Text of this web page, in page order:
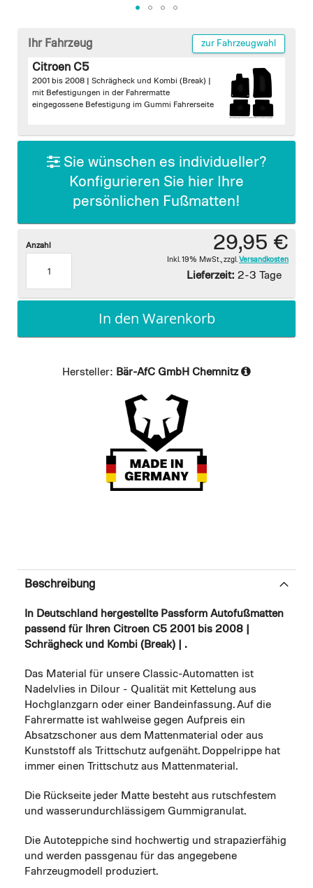
beginning
gallery
Ihr Fahrzeug zur Fahrzeugwahl
Citroen C5
2001 bis 2008 | Schrägheck und Kombi (Break) |
mit Befestigungen in der Fahrermatte
eingegossene Befestigung im Gummi Fahrerseite
Sie wünschen es individueller?
Konfigurieren Sie hier Ihre
persönlichen Fußmatten!
29,95 €
Inkl. 19% MwSt. zzgl. Versandkosten
Lieferzeit: 2-3 Tage
Anzahl
In den Warenkorb
Hersteller: Bär-AfC GmbH Chemnitz
Beschreibung
In Deutschland hergestellte Passform Autofußmatten
passend für Ihren Citroen C5 2001 bis 2008 |
Schrägheck und Kombi (Break) | .
Das Material für unsere Classic-Automatten ist
Nadelvlies in Dilour - Qualität mit Kettelung aus
Hochglanzgarn oder einer Bandeinfassung. Auf die
Fahrermatte ist wahlweise gegen Aufpreis ein
Absatzschoner aus dem Mattenmaterial oder aus
Kunststoff als Trittschutz aufgenäht. Doppelrippe hat
immer einen Trittschutz aus Mattenmaterial.
Die Rückseite jeder Matte besteht aus rutschfestem
und wasserundurchlässigem Gummigranulat.
Die Autoteppiche sind hochwertig und strapazierfähig
und werden passgenau für das angegebene
Fahrzeugmodell produziert.